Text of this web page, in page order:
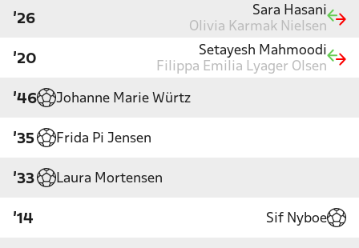
'26
Sara Hasani
Olivia Karmak Nielsen
'20
Setayesh Mahmoodi
Filippa Emilia Lyager Olsen
'46 Johanne Marie Würtz
'35 Frida Pi Jensen
'33 Laura Mortensen
'14 Sif Nyboe